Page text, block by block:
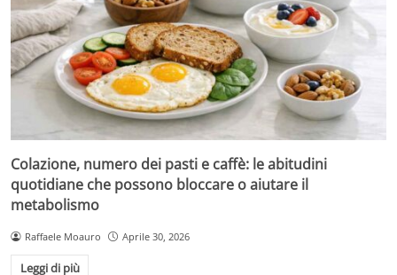
Colazione, numero dei pasti e caffè: le abitudini
quotidiane che possono bloccare o aiutare il
metabolismo
Raffaele Moauro Aprile 30, 2026
Leggi di più